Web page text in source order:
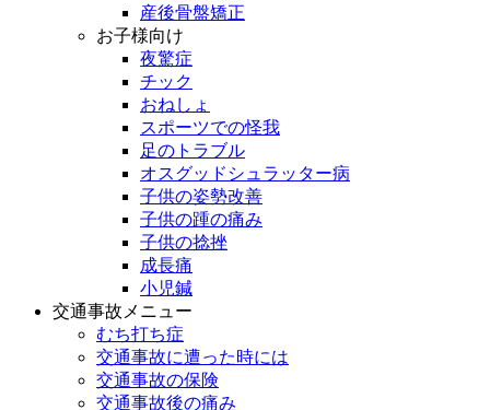
産後骨盤矯正
お子様向け
夜驚症
チック
おねしょ
スポーツでの怪我
足のトラブル
オスグッドシュラッター病
子供の姿勢改善
子供の踵の痛み
子供の捻挫
成長痛
小児鍼
交通事故メニュー
むち打ち症
交通事故に遭った時には
交通事故の保険
交通事故後の痛み